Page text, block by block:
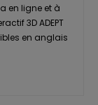
en ligne et à
3D ADEPT
en anglais